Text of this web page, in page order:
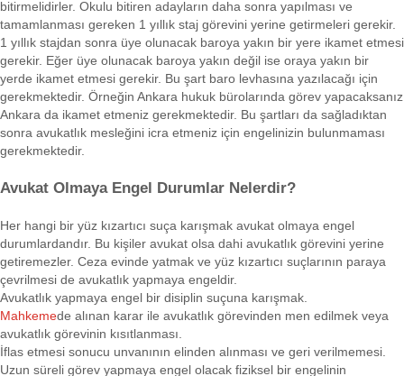
bitirmelidirler. Okulu bitiren adayların daha sonra yapılması ve
tamamlanması gereken 1 yıllık staj görevini yerine getirmeleri gerekir.
1 yıllık stajdan sonra üye olunacak baroya yakın bir yere ikamet etmesi
gerekir. Eğer üye olunacak baroya yakın değil ise oraya yakın bir
yerde ikamet etmesi gerekir. Bu şart baro levhasına yazılacağı için
gerekmektedir. Örneğin Ankara hukuk bürolarında görev yapacaksanız
Ankara da ikamet etmeniz gerekmektedir. Bu şartları da sağladıktan
sonra avukatlık mesleğini icra etmeniz için engelinizin bulunmaması
gerekmektedir.
Avukat Olmaya Engel Durumlar Nelerdir?
Her hangi bir yüz kızartıcı suça karışmak avukat olmaya engel
durumlardandır. Bu kişiler avukat olsa dahi avukatlık görevini yerine
getiremezler. Ceza evinde yatmak ve yüz kızartıcı suçlarının paraya
çevrilmesi de avukatlık yapmaya engeldir.
Avukatlık yapmaya engel bir disiplin suçuna karışmak.
Mahkemede alınan karar ile avukatlık görevinden men edilmek veya
avukatlık görevinin kısıtlanması.
İflas etmesi sonucu unvanının elinden alınması ve geri verilmemesi.
Uzun süreli görev yapmaya engel olacak fiziksel bir engelinin